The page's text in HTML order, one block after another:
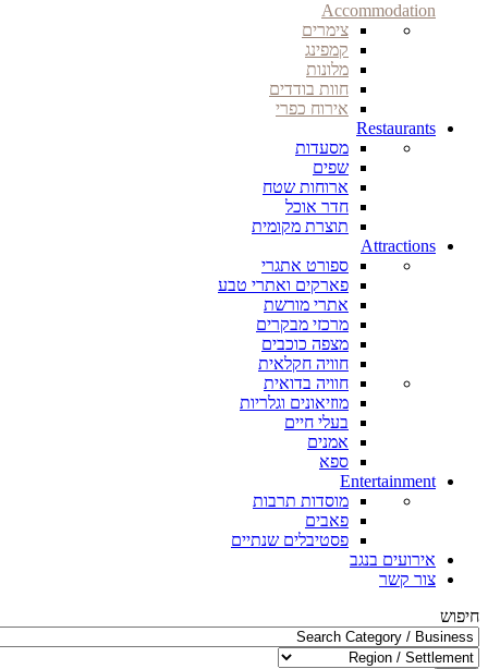
Accommodation
צימרים
קמפינג
מלונות
חוות בודדים
אירוח כפרי
Restaurants
מסעדות
שפים
ארוחות שטח
חדר אוכל
תוצרת מקומית
Attractions
ספורט אתגרי
פארקים ואתרי טבע
אתרי מורשת
מרכזי מבקרים
מצפה כוכבים
חוויה חקלאית
חוויה בדואית
מוזיאונים וגלריות
בעלי חיים
אמנים
ספא
Entertainment
מוסדות תרבות
פאבים
פסטיבלים שנתיים
אירועים בנגב
צור קשר
חיפוש